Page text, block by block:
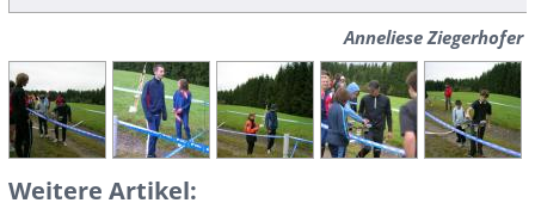
Anneliese Ziegerhofer
Weitere Artikel: